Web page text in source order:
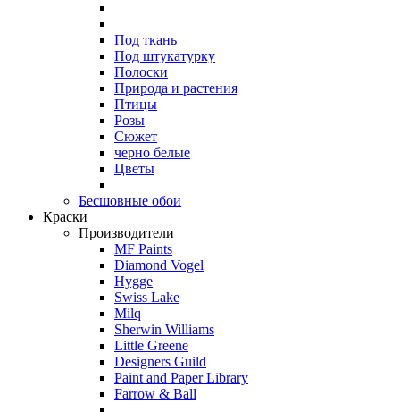
Под ткань
Под штукатурку
Полоски
Природа и растения
Птицы
Розы
Сюжет
черно белые
Цветы
Бесшовные обои
Краски
Производители
MF Paints
Diamond Vogel
Hygge
Swiss Lake
Milq
Sherwin Williams
Little Greene
Designers Guild
Paint and Paper Library
Farrow & Ball